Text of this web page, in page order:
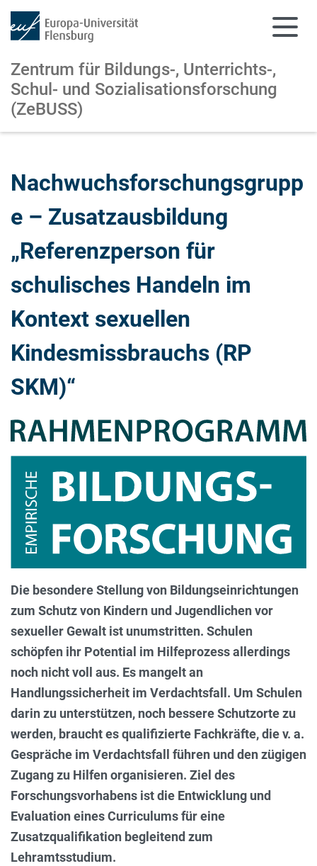
Zentrum für Bildungs-, Unterrichts-,
Schul- und Sozialisationsforschung
(ZeBUSS)
Nachwuchsforschungsgrupp
e – Zusatzausbildung
„Referenzperson für
schulisches Handeln im
Kontext sexuellen
Kindesmissbrauchs (RP
SKM)“
Die besondere Stellung von Bildungseinrichtungen
zum Schutz von Kindern und Jugendlichen vor
sexueller Gewalt ist unumstritten. Schulen
schöpfen ihr Potential im Hilfeprozess allerdings
noch nicht voll aus. Es mangelt an
Handlungssicherheit im Verdachtsfall. Um Schulen
darin zu unterstützen, noch bessere Schutzorte zu
werden, braucht es qualifizierte Fachkräfte, die v. a.
Gespräche im Verdachtsfall führen und den zügigen
Zugang zu Hilfen organisieren. Ziel des
Forschungsvorhabens ist die Entwicklung und
Evaluation eines Curriculums für eine
Zusatzqualifikation begleitend zum
Lehramtsstudium.